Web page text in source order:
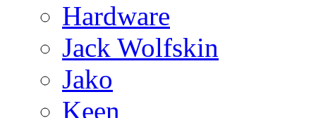
Hardware
Jack Wolfskin
Jako
Keen